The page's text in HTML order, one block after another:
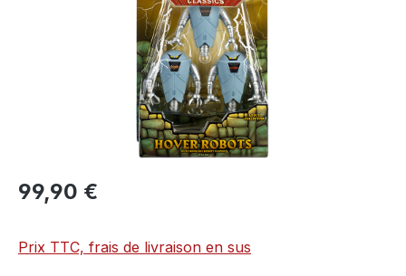
99,90 €
Prix TTC, frais de livraison en sus